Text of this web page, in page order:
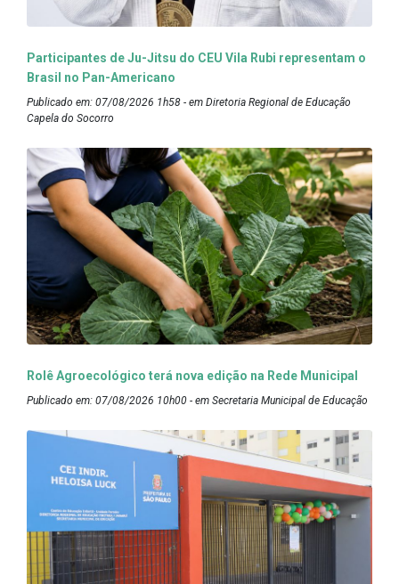
Participantes de Ju-Jitsu do CEU Vila Rubi representam o
Brasil no Pan-Americano
Publicado em: 07/08/2026 1h58 - em Diretoria Regional de Educação
Capela do Socorro
Rolê Agroecológico terá nova edição na Rede Municipal
Publicado em: 07/08/2026 10h00 - em Secretaria Municipal de Educação